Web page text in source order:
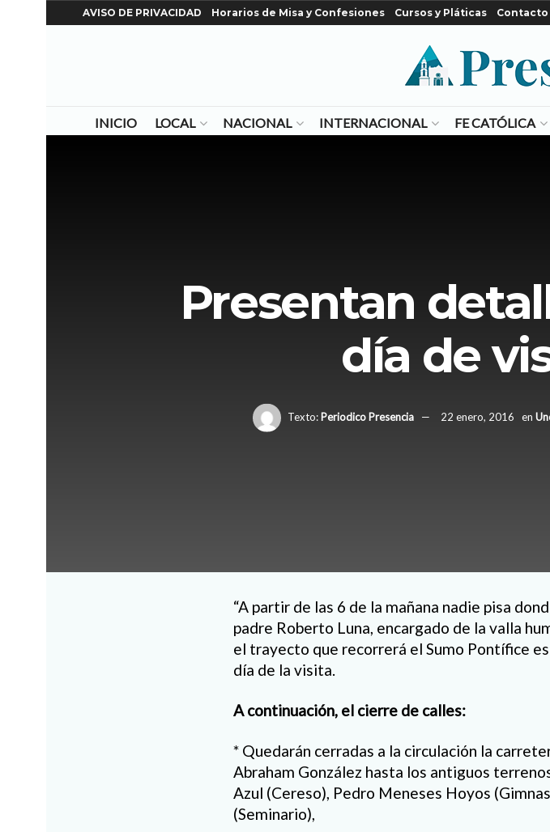
AVISO DE PRIVACIDAD Horarios de Misa y Confesiones Cursos y Pláticas Contacto
INICIO LOCAL NACIONAL INTERNACIONAL FE CATÓLICA
Presentan
día de
Texto: Periodico Presencia 22 enero, 2016 en
“A partir de las 6 de la mañana nadie pisa
padre Roberto Luna, encargado de la valla
el trayecto que recorrerá el Sumo Pontífice
día de la visita.
A continuación, el cierre de calles:
* Quedarán cerradas a la circulación la
Abraham González hasta los antiguos
Azul (Cereso), Pedro Meneses Hoyos
(Seminario),